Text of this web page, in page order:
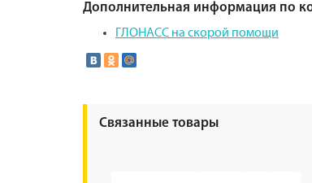
Дополнительная информация по
ГЛОНАСС на скорой помощи
Связанные товары